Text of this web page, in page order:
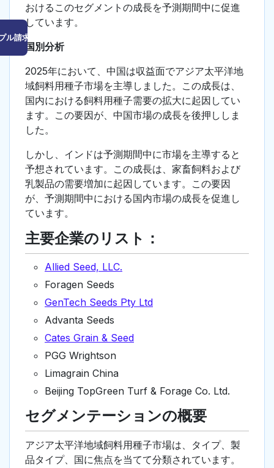
ル請求はこちら
おけるこのセグメントの成長を予測期間中に促進
しています。
国別分析
2025年において、中国は収益面でアジア太平洋地
域飼料用種子市場を主導しました。この成長は、
国内における飼料用種子需要の拡大に起因してい
ます。この要因が、中国市場の成長を後押ししま
した。
しかし、インドは予測期間中に市場を主導すると
予想されています。この成長は、家畜飼料および
乳製品の需要増加に起因しています。この要因
が、予測期間中における国内市場の成長を促進し
ています。
主要企業のリスト：
Allied Seed, LLC.
Foragen Seeds
GenTech Seeds Pty Ltd
Advanta Seeds
Cates Grain & Seed
PGG Wrightson
Limagrain China
Beijing TopGreen Turf & Forage Co. Ltd.
セグメンテーションの概要
アジア太平洋地域飼料用種子市場は、タイプ、製
品タイプ、国に焦点を当てて分類されています。